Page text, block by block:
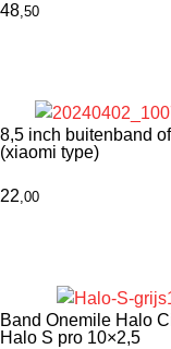
48,50
8,5 inch buitenband
(xiaomi type)
22,00
Band Onemile Halo
Halo S pro 10×2,5